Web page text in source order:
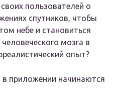
пользователей о
спутников, чтобы
небе и становиться
мозга в
опыт?
в приложении начинаются